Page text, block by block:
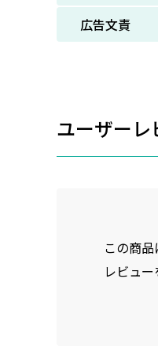
広告文責
ユーザーレ
この商
レビュ